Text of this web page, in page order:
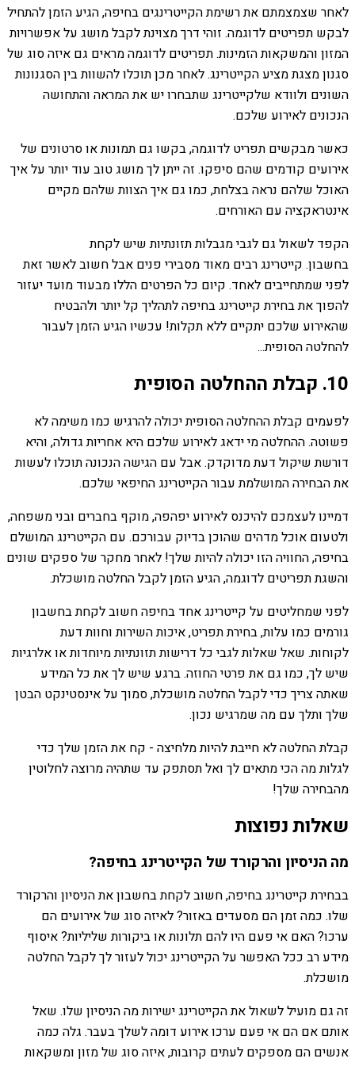
לאחר שצמצמתם את רשימת הקייטרינגים בחיפה, הגיע הזמן להתחיל
לבקש תפריטים לדוגמה. זוהי דרך מצוינת לקבל מושג על אפשרויות
המזון והמשקאות הזמינות. תפריטים לדוגמה מראים גם איזה סוג של
סגנון מצגת מציע הקייטרינג. לאחר מכן תוכלו להשוות בין הסגנונות
השונים ולוודא שלקייטרינג שתבחרו יש את המראה והתחושה
הנכונים לאירוע שלכם.
כאשר מבקשים תפריט לדוגמה, בקשו גם תמונות או סרטונים של
אירועים קודמים שהם סיפקו. זה ייתן לך מושג טוב עוד יותר על איך
האוכל שלהם נראה בצלחת, כמו גם איך הצוות שלהם מקיים
אינטראקציה עם האורחים.
הקפד לשאול גם לגבי מגבלות תזונתיות שיש לקחת
בחשבון. קייטרינג רבים מאוד מסבירי פנים אבל חשוב לאשר זאת
לפני שמתחייבים לאחד. קיום כל הפרטים הללו מבעוד מועד יעזור
להפוך את בחירת קייטרינג בחיפה לתהליך קל יותר ולהבטיח
שהאירוע שלכם יתקיים ללא תקלות! עכשיו הגיע הזמן לעבור
להחלטה הסופית...
10. קבלת ההחלטה הסופית
לפעמים קבלת ההחלטה הסופית יכולה להרגיש כמו משימה לא
פשוטה. ההחלטה מי ידאג לאירוע שלכם היא אחריות גדולה, והיא
דורשת שיקול דעת מדוקדק. אבל עם הגישה הנכונה תוכלו לעשות
את הבחירה המושלמת עבור הקייטרינג החיפאי שלכם.
דמיינו לעצמכם להיכנס לאירוע יפהפה, מוקף בחברים ובני משפחה,
ולטעום אוכל מדהים שהוכן בדיוק עבורכם. עם הקייטרינג המושלם
בחיפה, החוויה הזו יכולה להיות שלך! לאחר מחקר של ספקים שונים
והשגת תפריטים לדוגמה, הגיע הזמן לקבל החלטה מושכלת.
לפני שמחליטים על קייטרינג אחד בחיפה חשוב לקחת בחשבון
גורמים כמו עלות, בחירת תפריט, איכות השירות וחוות דעת
לקוחות. שאל שאלות לגבי כל דרישות תזונתיות מיוחדות או אלרגיות
שיש לך, כמו גם את פרטי החוזה. ברגע שיש לך את כל המידע
שאתה צריך כדי לקבל החלטה מושכלת, סמוך על אינסטינקט הבטן
שלך ותלך עם מה שמרגיש נכון.
קבלת החלטה לא חייבת להיות מלחיצה - קח את הזמן שלך כדי
לגלות מה הכי מתאים לך ואל תסתפק עד שתהיה מרוצה לחלוטין
מהבחירה שלך!
שאלות נפוצות
מה הניסיון והרקורד של הקייטרינג בחיפה?
בבחירת קייטרינג בחיפה, חשוב לקחת בחשבון את הניסיון והרקורד
שלו. כמה זמן הם מסעדים באזור? לאיזה סוג של אירועים הם
ערכו? האם אי פעם היו להם תלונות או ביקורות שליליות? איסוף
מידע רב ככל האפשר על הקייטרינג יכול לעזור לך לקבל החלטה
מושכלת.
זה גם מועיל לשאול את הקייטרינג ישירות מה הניסיון שלו. שאל
אותם אם הם אי פעם ערכו אירוע דומה לשלך בעבר. גלה כמה
אנשים הם מספקים לעתים קרובות, איזה סוג של מזון ומשקאות